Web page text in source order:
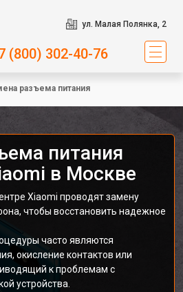
ул. Малая Полянка, 2
(800) 302-40-76
разъема питания
питания
в Москве
Xiaomi проводят замену
чтобы восстановить надежное
часто являются
окисление контактов или
к проблемам с
устройства.